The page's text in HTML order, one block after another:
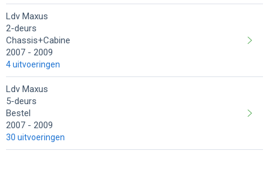
Ldv Maxus
4 uitvoeringen
2-deurs
Chassis+Cabine
2007
2009
Ldv Maxus
30 uitvoeringen
5-deurs
Bestel
2007
2009